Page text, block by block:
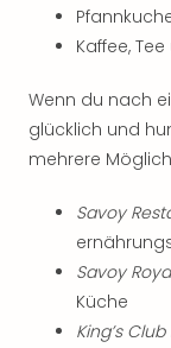
Kaffee,
Wenn du nach
glücklich und
mehrere
Savoy
Savoy
Küche
King’s Club